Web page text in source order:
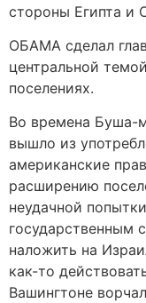
стороны Египта и
ОБАМА сделал
центральной
поселениях.
Во времена Буша-
вышло из
американские
расширению
неудачной
государственным
наложить на
как-то
Вашингтоне